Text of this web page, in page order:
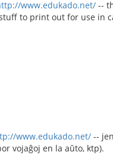
www.edukado.net/ --
to print out for use in
www.edukado.net/ --
vojaĝoj en la aŭto, ktp).